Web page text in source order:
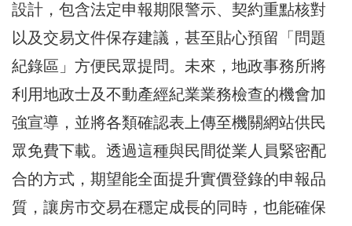
設計，包含法定申報期限警示、契約重點核對
以及交易文件保存建議，甚至貼心預留「問題
紀錄區」方便民眾提問。未來，地政事務所將
利用地政士及不動產經紀業業務檢查的機會加
強宣導，並將各類確認表上傳至機關網站供民
眾免費下載。透過這種與民間從業人員緊密配
合的方式，期望能全面提升實價登錄的申報品
質，讓房市交易在穩定成長的同時，也能確保